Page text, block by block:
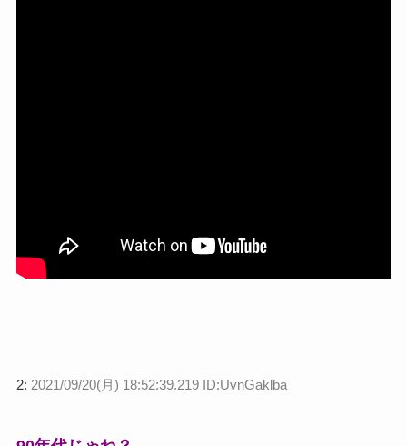
2: 2021/09/20(月) 18:52:39.219 ID:UvnGaklba